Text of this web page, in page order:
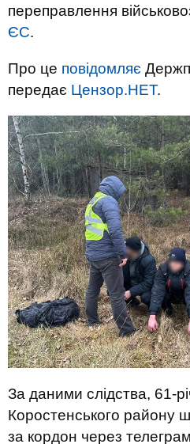
переправлення
ЄС.
Про це повідомляє
передає Цензор.НЕТ.
За даними слідства, 61-
Коростенського району
за кордон через